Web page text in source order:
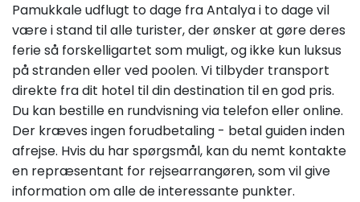
Pamukkale udflugt to dage fra Antalya i to dage vil
være i stand til alle turister, der ønsker at gøre deres
ferie så forskelligartet som muligt, og ikke kun luksus
på stranden eller ved poolen. Vi tilbyder transport
direkte fra dit hotel til din destination til en god pris.
Du kan bestille en rundvisning via telefon eller online.
Der kræves ingen forudbetaling - betal guiden inden
afrejse. Hvis du har spørgsmål, kan du nemt kontakte
en repræsentant for rejsearrangøren, som vil give
information om alle de interessante punkter.